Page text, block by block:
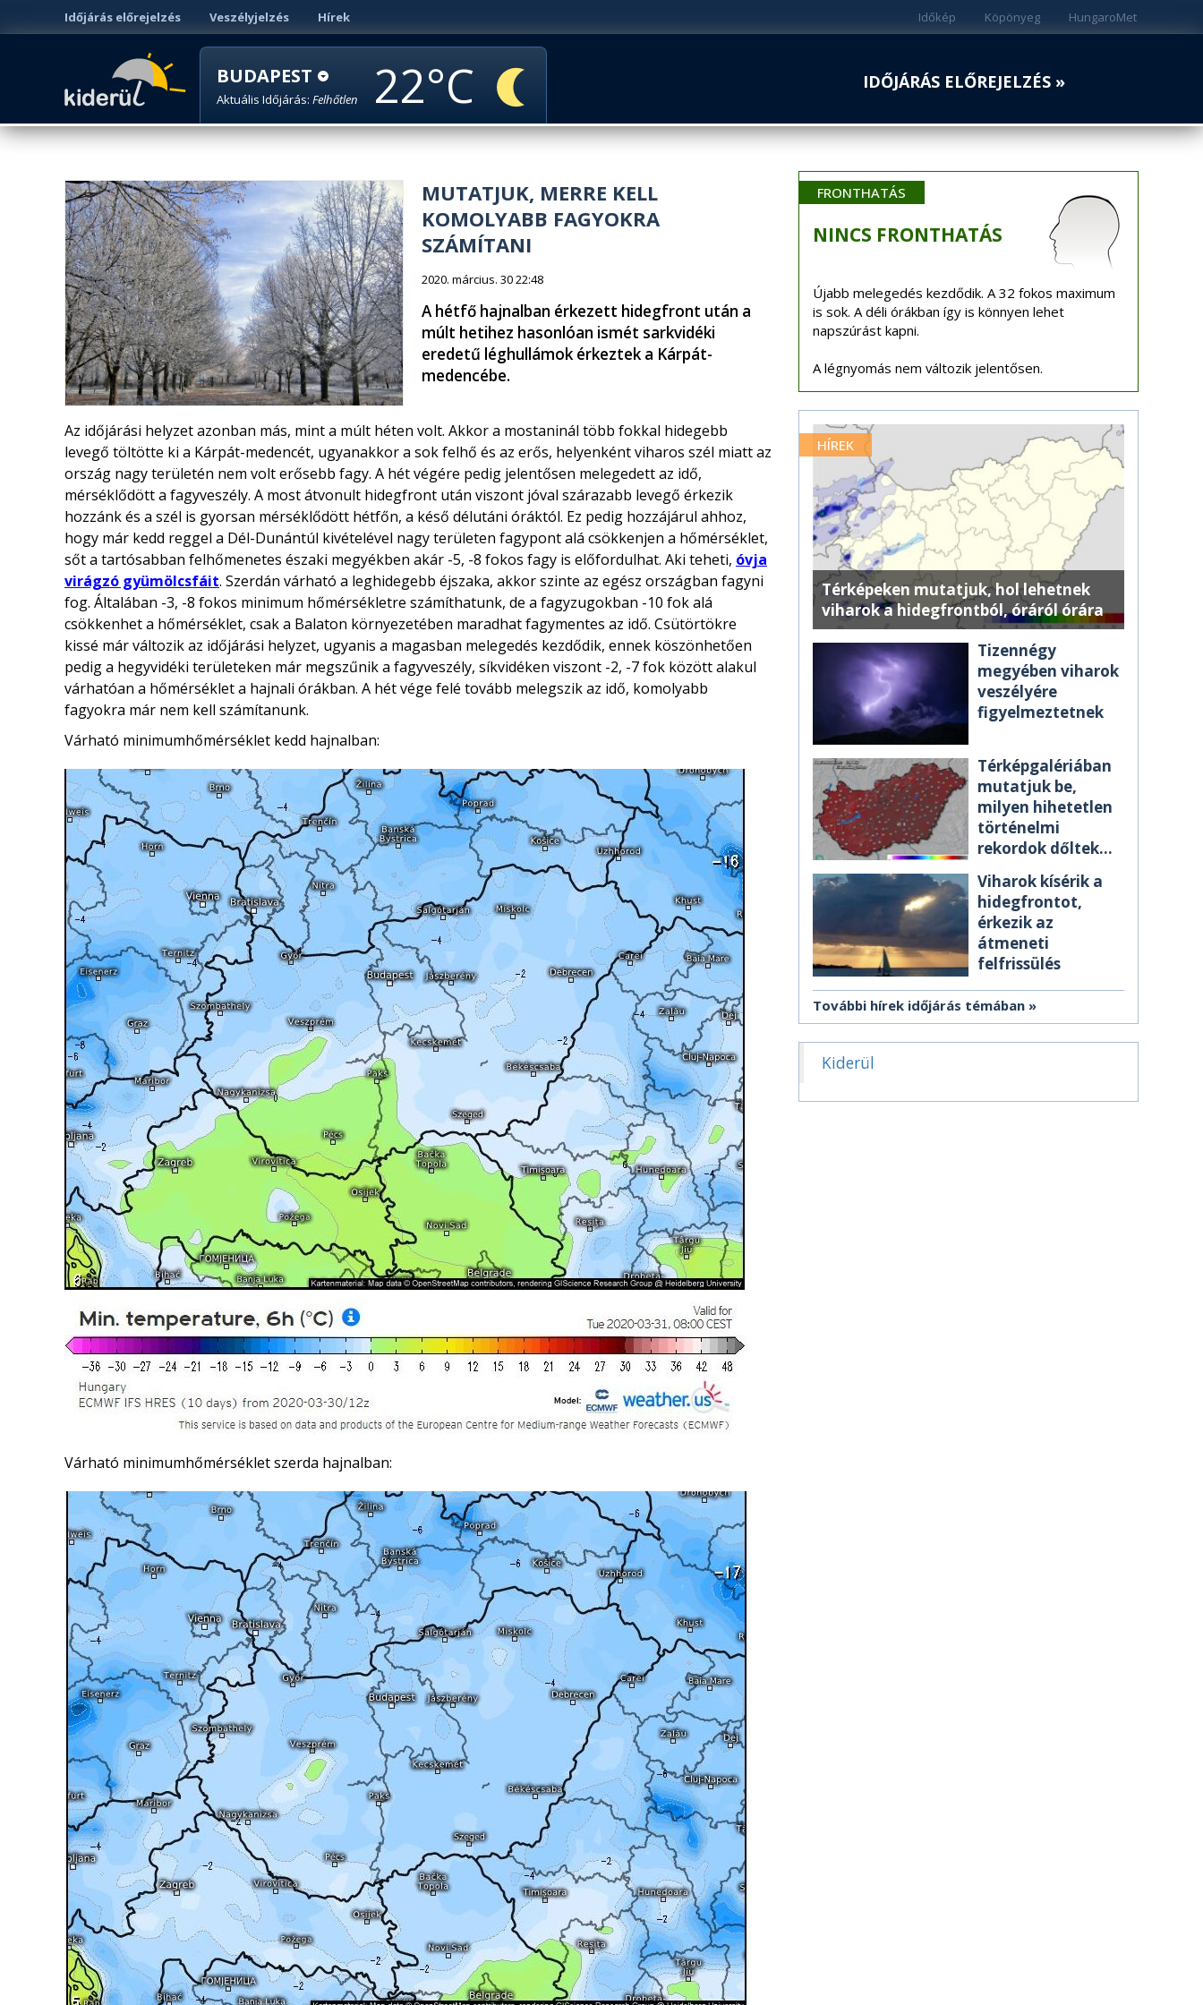
Időjárás előrejelzés Veszélyjelzés Hírek HungaroMet
Köpönyeg
Időkép
BUDAPEST
Aktuális Időjárás: Felhőtlen 22 IDŐJÁRÁS ELŐREJELZÉS »
MUTATJUK, MERRE KELL
KOMOLYABB FAGYOKRA
SZÁMÍTANI
2020. március. 30 22:48
A hétfő hajnalban érkezett hidegfront után a
múlt hetihez hasonlóan ismét sarkvidéki
eredetű léghullámok érkeztek a Kárpát-
medencébe.
Az időjárási helyzet azonban más, mint a múlt héten volt. Akkor a mostaninál több fokkal hidegebb
levegő töltötte ki a Kárpát-medencét, ugyanakkor a sok felhő és az erős, helyenként viharos szél miatt az
ország nagy területén nem volt erősebb fagy. A hét végére pedig jelentősen melegedett az idő,
mérséklődött a fagyveszély. A most átvonult hidegfront után viszont jóval szárazabb levegő érkezik
hozzánk és a szél is gyorsan mérséklődött hétfőn, a késő délutáni óráktól. Ez pedig hozzájárul ahhoz,
hogy már kedd reggel a Dél-Dunántúl kivételével nagy területen fagypont alá csökkenjen a hőmérséklet,
sőt a tartósabban felhőmenetes északi megyékben akár -5, -8 fokos fagy is előfordulhat. Aki teheti, óvja
virágzó gyümölcsfáit. Szerdán várható a leghidegebb éjszaka, akkor szinte az egész országban fagyni
fog. Általában -3, -8 fokos minimum hőmérsékletre számíthatunk, de a fagyzugokban -10 fok alá
csökkenhet a hőmérséklet, csak a Balaton környezetében maradhat fagymentes az idő. Csütörtökre
kissé már változik az időjárási helyzet, ugyanis a magasban melegedés kezdődik, ennek köszönhetően
pedig a hegyvidéki területeken már megszűnik a fagyveszély, síkvidéken viszont -2, -7 fok között alakul
várhatóan a hőmérséklet a hajnali órákban. A hét vége felé tovább melegszik az idő, komolyabb
fagyokra már nem kell számítanunk.
Várható minimumhőmérséklet kedd hajnalban:
Várható minimumhőmérséklet szerda hajnalban:
FRONTHATÁS
NINCS FRONTHATÁS
Újabb melegedés kezdődik. A 32 fokos maximum
is sok. A déli órákban így is könnyen lehet
napszúrást kapni.
A légnyomás nem változik jelentősen.
HÍREK
Térképeken mutatjuk, hol lehetnek
viharok a hidegfrontból, óráról órára
Tizennégy
megyében viharok
veszélyére
figyelmeztetnek
Térképgalériában
mutatjuk be,
milyen hihetetlen
történelmi
rekordok dőltek
Viharok kísérik a
hidegfrontot,
érkezik az
átmeneti
felfrissülés
További hírek időjárás témában
Kiderül